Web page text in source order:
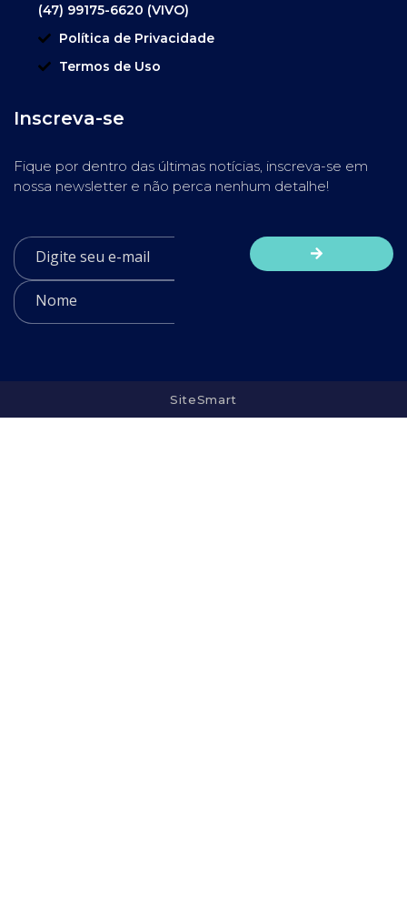
(47) 99175-6620 (VIVO)
Política de Privacidade
Termos de Uso
Inscreva-se
Fique por dentro das últimas notícias, inscreva-se em
nossa newsletter e não perca nenhum detalhe!
SiteSmart